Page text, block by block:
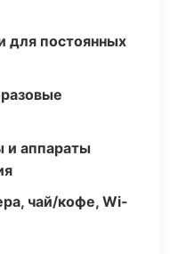
для постоянных
и аппараты
чай/кофе, Wi-